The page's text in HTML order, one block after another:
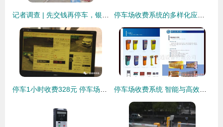
记者调查 | 先交钱再停车，银川这里收费咋和别处不一样？ 停车场收费系统的多样化应用场景解析
停车1小时收费328元 停车场乱收费还是系统故障与维权智慧的双重考验？ 停车场收费系统 智能与高效的管理解决方案